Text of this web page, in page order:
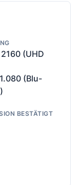
(UHD
(Blu-
BESTÄTIGT